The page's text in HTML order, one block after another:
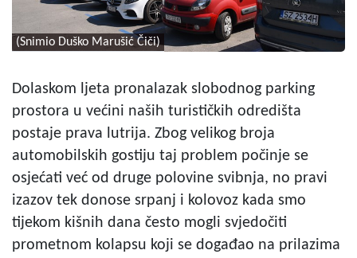
(Snimio Duško Marušić Čiči)
Dolaskom ljeta pronalazak slobodnog parking
prostora u većini naših turističkih odredišta
postaje prava lutrija. Zbog velikog broja
automobilskih gostiju taj problem počinje se
osjećati već od druge polovine svibnja, no pravi
izazov tek donose srpanj i kolovoz kada smo
tijekom kišnih dana često mogli svjedočiti
prometnom kolapsu koji se događao na prilazima